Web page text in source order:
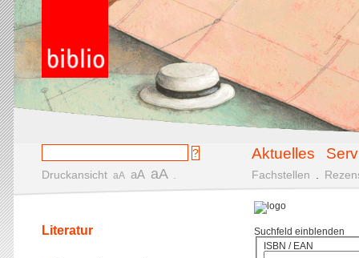
Aktuelles
Druckansicht aA aA aA Fachstellen
Suchfeld einblenden
ISBN / EAN
Literatur